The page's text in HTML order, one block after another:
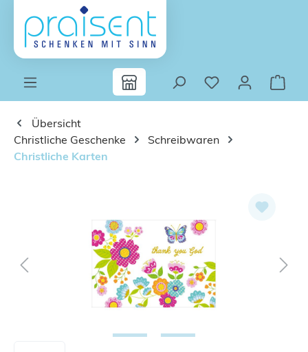
Zum Hauptinhalt springen
Übersicht
Christliche Geschenke
Schreibwaren
Christliche Karten